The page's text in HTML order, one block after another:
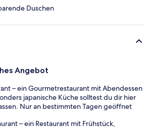
Duschen
Angebot
– ein Gourmetrestaurant mit Abendessen
japanische Küche solltest du dir hier
Nur an bestimmten Tagen geöffnet
– ein Restaurant mit Frühstück,